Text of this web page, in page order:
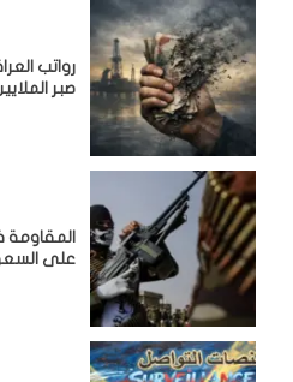
رواتب
صبر
المقاومة
على